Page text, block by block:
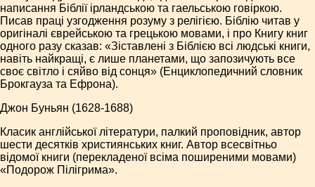
написання Біблії ірландською та гаельською говіркою.
Писав праці узгодження розуму з релігією. Біблію читав у
оригіналі єврейською та грецькою мовами, і про Книгу книг
одного разу сказав: «Зіставлені з Біблією всі людські книги,
навіть найкращі, є лише планетами, що запозичують все
своє світло і сяйво від сонця» (Енциклопедичний словник
Брокгауза та Ефрона).
Джон Буньян (1628-1688)
Класик англійської літератури, палкий проповідник, автор
шести десятків християнських книг. Автор всесвітньо
відомої книги (перекладеної всіма поширеними мовами)
«Подорож Пілігрима».